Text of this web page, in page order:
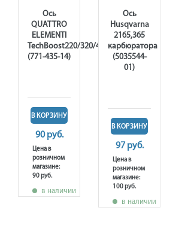
Ось
QUATTRO
ELEMENTI
TechBoost220/320/420
(771-435-14)
В КОРЗИНУ
90 руб.
Цена в
розничном
магазине:
90 руб.
в наличии
Ось
Husqvarna
2165,365
карбюратора
(5035544-
01)
В КОРЗИНУ
97 руб.
Цена в
розничном
магазине:
100 руб.
в наличии